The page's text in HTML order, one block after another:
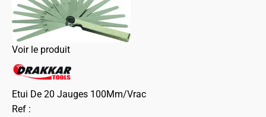
Voir le produit
Etui De 20 Jauges 100Mm/Vrac
Ref :